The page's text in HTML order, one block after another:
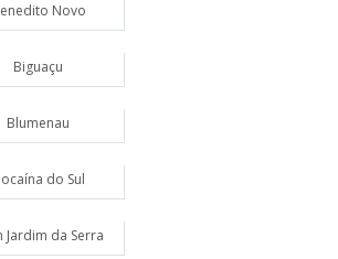
Novo
Biguaçu
Blumenau
do Sul
Jardim da Serra